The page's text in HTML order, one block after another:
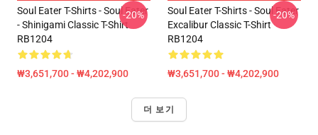
Soul Eater T-Shirts - Soul Eater
- Shinigami Classic T-Shirt
RB1204
₩3,651,700 - ₩4,202,900
-20%
Soul Eater T-Shirts - Soul Eater
Excalibur Classic T-Shirt
RB1204
₩3,651,700 - ₩4,202,900
-20%
더 보기